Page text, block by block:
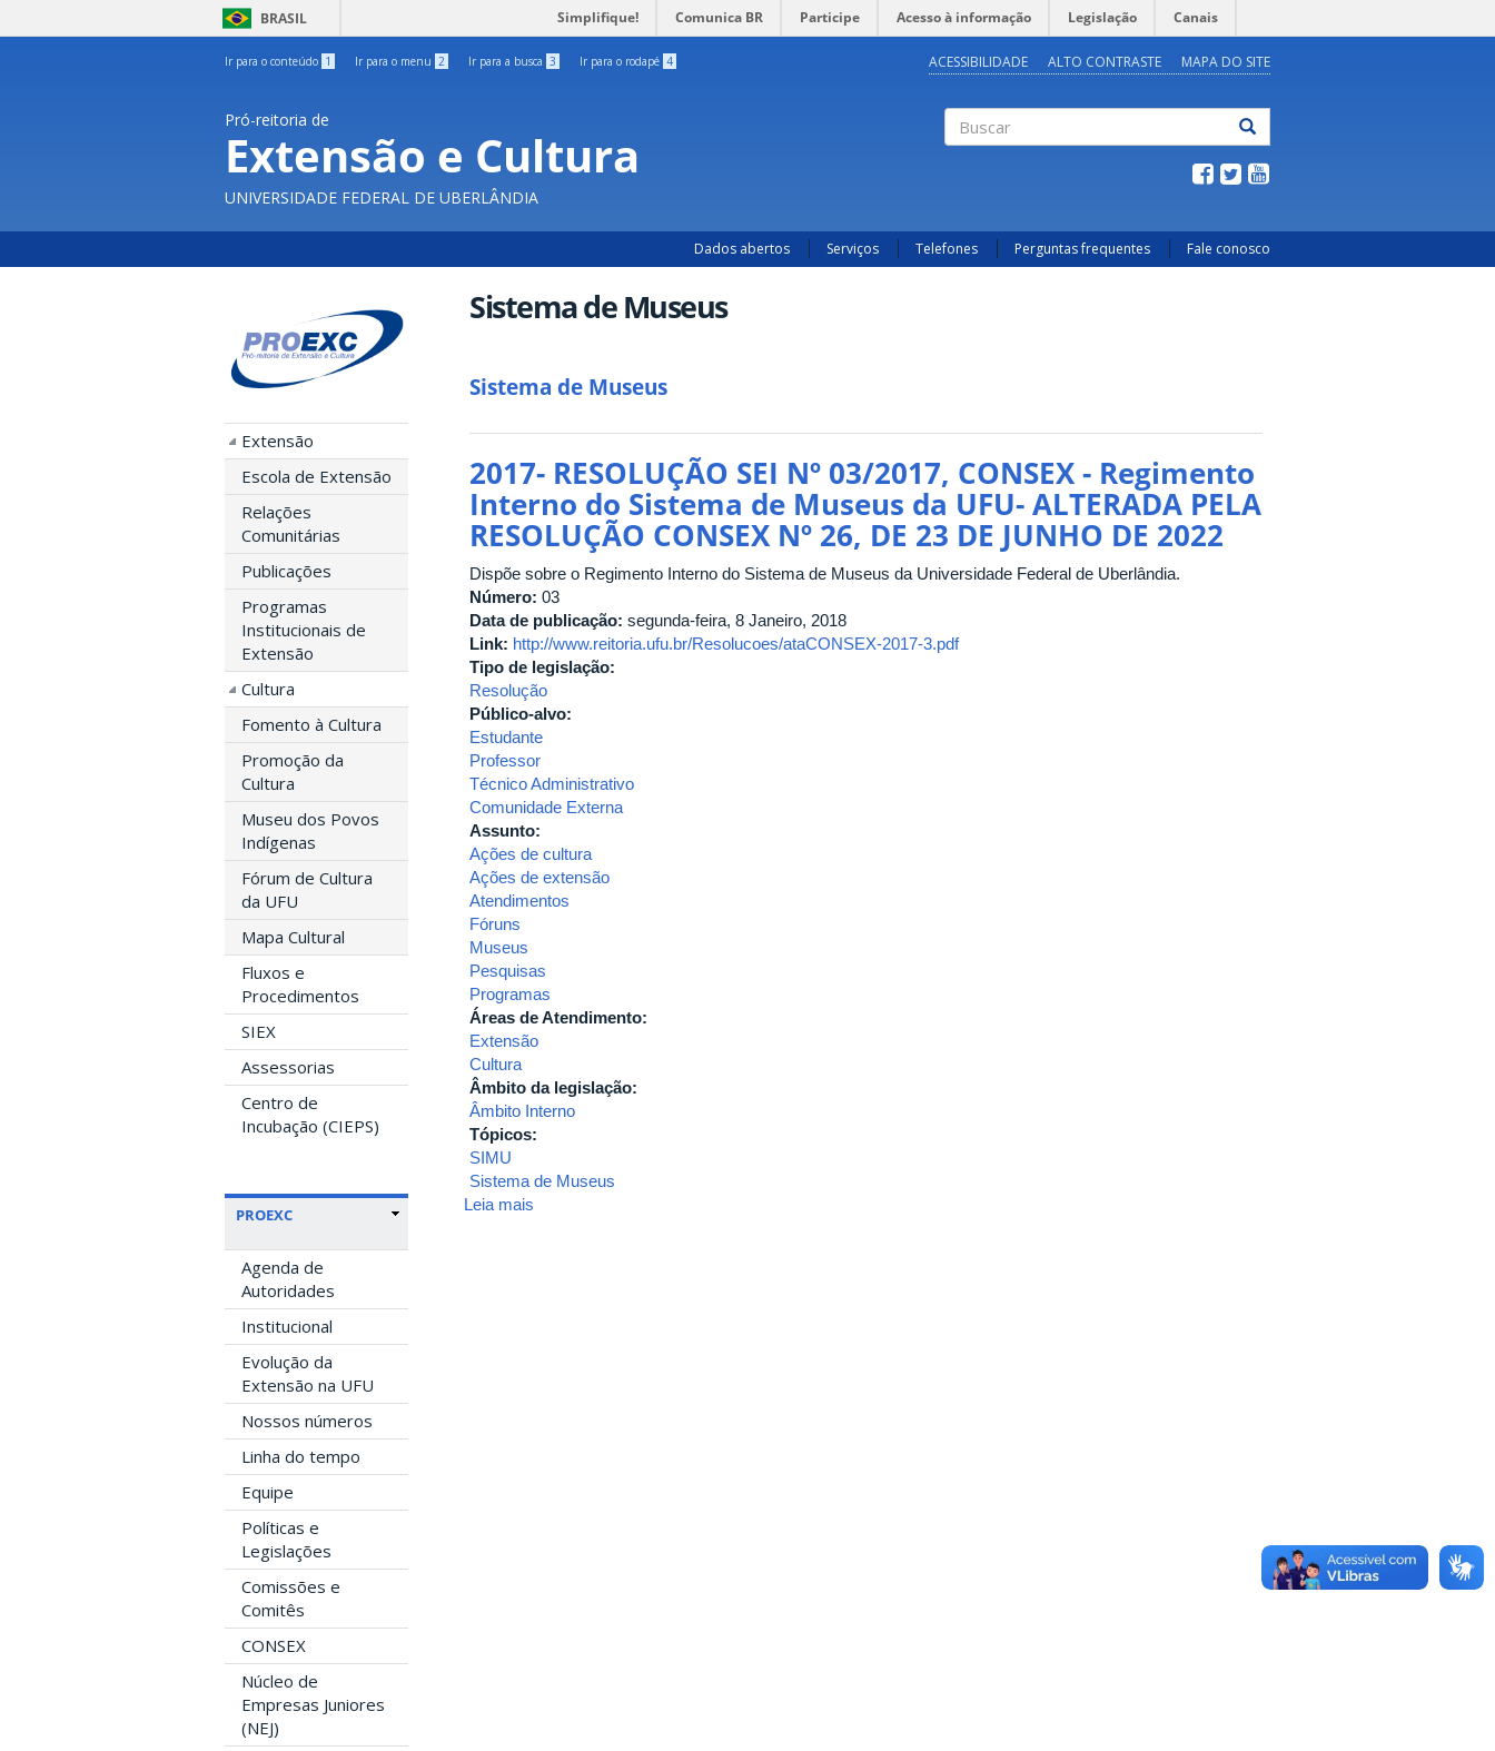
BRASIL Simplifique! Comunica BR Participe Acesso à informação Legislação Canais
Ir para o conteúdo 1 Ir para o menu 2 Ir para a busca 3 Ir para o rodapé 4 ACESSIBILIDADE ALTO CONTRASTE MAPA DO SITE
Pró-reitoria de
Extensão e Cultura
UNIVERSIDADE FEDERAL DE UBERLÂNDIA
Dados abertos Serviços Telefones Perguntas frequentes Fale conosco
Extensão
Escola de Extensão
Relações
Comunitárias
Publicações
Programas
Institucionais de
Extensão
Cultura
Fomento à Cultura
Promoção da
Cultura
Museu dos Povos
Indígenas
Fórum de Cultura
da UFU
Mapa Cultural
Fluxos e
Procedimentos
SIEX
Assessorias
Centro de
Incubação (CIEPS)
PROEXC
Agenda de
Autoridades
Institucional
Evolução da
Extensão na UFU
Nossos números
Linha do tempo
Equipe
Políticas e
Legislações
Comissões e
Comitês
CONSEX
Núcleo de
Empresas Juniores
(NEJ)
Sistema de Museus
Sistema de Museus
2017- RESOLUÇÃO SEI Nº 03/2017, CONSEX - Regimento
Interno do Sistema de Museus da UFU- ALTERADA PELA
RESOLUÇÃO CONSEX Nº 26, DE 23 DE JUNHO DE 2022
Dispõe sobre o Regimento Interno do Sistema de Museus da Universidade Federal de Uberlândia.
Número: 03
Data de publicação: segunda-feira, 8 Janeiro, 2018
Link: http://www.reitoria.ufu.br/Resolucoes/ataCONSEX-2017-3.pdf
Tipo de legislação:
Resolução
Público-alvo:
Estudante
Professor
Técnico Administrativo
Comunidade Externa
Assunto:
Ações de cultura
Ações de extensão
Atendimentos
Fóruns
Museus
Pesquisas
Programas
Áreas de Atendimento:
Extensão
Cultura
Âmbito da legislação:
Âmbito Interno
Tópicos:
SIMU
Sistema de Museus
Leia mais